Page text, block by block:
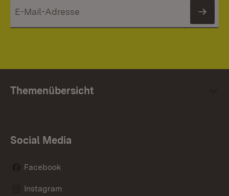
Themenübersicht
Social Media
Facebook
Instagram